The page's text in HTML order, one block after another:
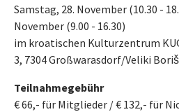
Samstag, 28. November (10.30 -
November (9.00 - 16.30)
im kroatischen Kulturzentrum
3, 7304 Großwarasdorf/Veliki
Teilnahmegebühr
€ 66,- für Mitglieder / € 132,- für